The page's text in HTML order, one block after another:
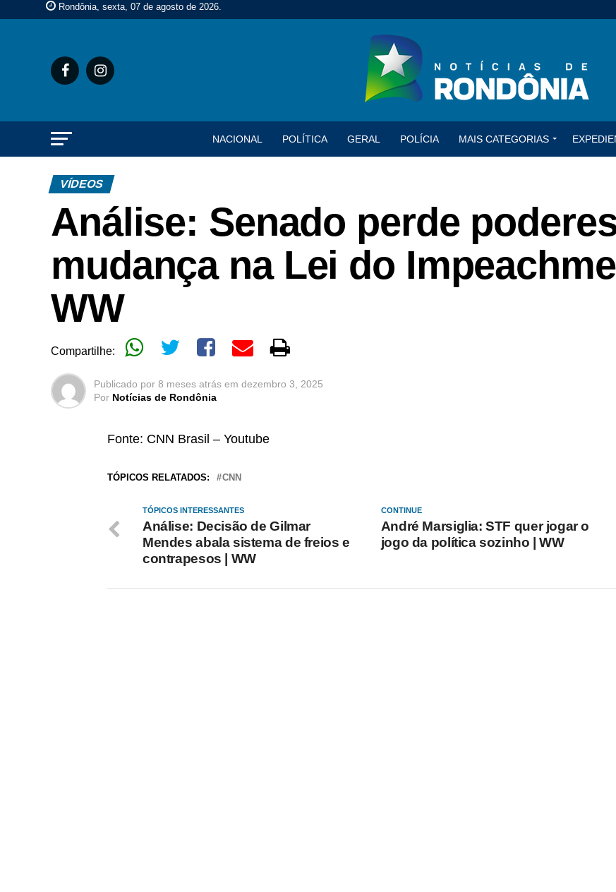
Rondônia, sexta, 07 de agosto de 2026.
NACIONAL POLÍTICA GERAL POLÍCIA MAIS CATEGORIAS
VÍDEOS
Análise: Senado perde
mudança na Lei do
WW
Compartilhe:
Publicado por 8 meses atrás em dezembro 3, 2025
Por Notícias de Rondônia
Fonte: CNN Brasil – Youtube
TÓPICOS RELATADOS: CNN
CONTINUE
André Marsiglia: STF quer jogar o
jogo da política sozinho | WW
TÓPICOS INTERESSANTES
Análise: Decisão de Gilmar
Mendes abala sistema de freios e
contrapesos | WW